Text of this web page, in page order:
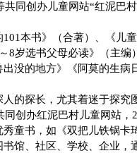
共同创办儿童网站“红泥巴
101本书》（合著）、《儿
8岁选书父母必读》（主
出没的地方》《阿莫的生
的探长，尤其着迷于探究
同创办红泥巴村儿童网站
童书，如《双把儿铁锅
书馆、社区、学校、企业